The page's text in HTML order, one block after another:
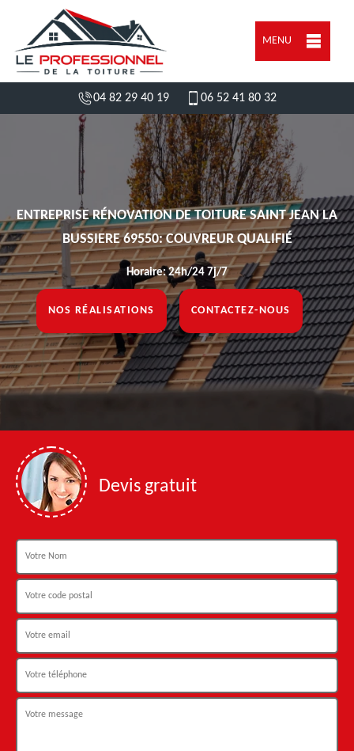
MENU
04 82 29 40 19 06 52 41 80 32
ENTREPRISE RÉNOVATION DE TOITURE SAINT JEAN LA
BUSSIERE 69550: COUVREUR QUALIFIÉ
Horaire: 24h/24 7j/7
NOS RÉALISATIONS CONTACTEZ-NOUS
Devis gratuit